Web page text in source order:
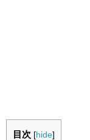
目次 [hide]